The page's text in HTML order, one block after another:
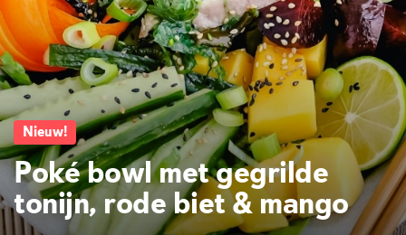
Nieuw!
Poké bowl met gegrilde
tonijn, rode biet & mango